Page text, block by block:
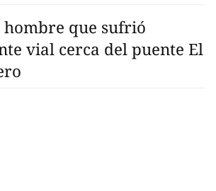
hombre que sufrió
vial cerca del puente El